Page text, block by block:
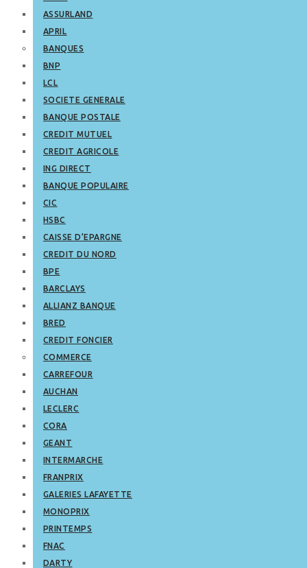
ASSURLAND
APRIL
BANQUES
BNP
LCL
SOCIETE GENERALE
BANQUE POSTALE
CREDIT MUTUEL
CREDIT AGRICOLE
ING DIRECT
BANQUE POPULAIRE
CIC
HSBC
CAISSE D’EPARGNE
CREDIT DU NORD
BPE
BARCLAYS
ALLIANZ BANQUE
BRED
CREDIT FONCIER
COMMERCE
CARREFOUR
AUCHAN
LECLERC
CORA
GEANT
INTERMARCHE
FRANPRIX
GALERIES LAFAYETTE
MONOPRIX
PRINTEMPS
FNAC
DARTY